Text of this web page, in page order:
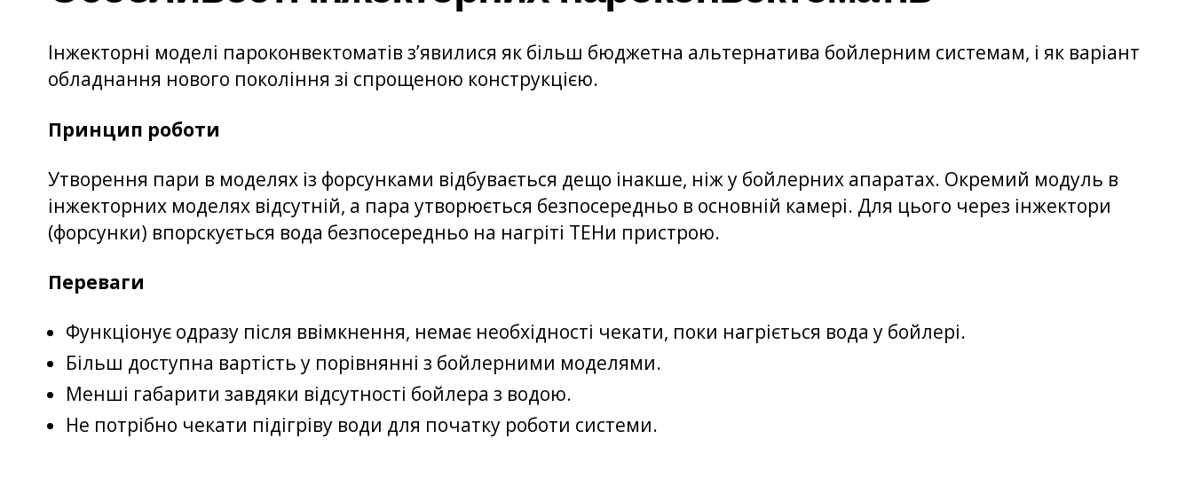
Інжекторні моделі пароконвектоматів з’явилися як більш бюджетна альтернатива бойлерним системам, і як варіант
обладнання нового покоління зі спрощеною конструкцією.
Принцип роботи
Утворення пари в моделях із форсунками відбувається дещо інакше, ніж у бойлерних апаратах. Окремий модуль в
інжекторних моделях відсутній, а пара утворюється безпосередньо в основній камері. Для цього через інжектори
(форсунки) впорскується вода безпосередньо на нагріті ТЕНи пристрою.
Переваги
Функціонує одразу після ввімкнення, немає необхідності чекати, поки нагріється вода у бойлері.
Більш доступна вартість у порівнянні з бойлерними моделями.
Менші габарити завдяки відсутності бойлера з водою.
Не потрібно чекати підігріву води для початку роботи системи.